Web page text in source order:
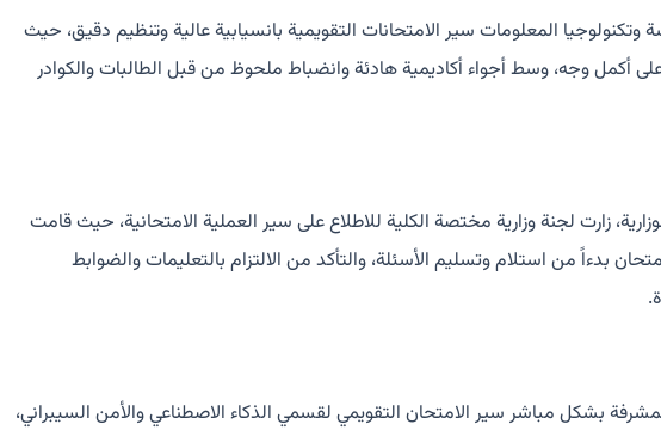
المعلومات سير الامتحانات التقويمية بانسيابية عالية وتنظيم دقيق، حيث
أكمل وجه، وسط أجواء أكاديمية هادئة وانضباط ملحوظ من قبل الطالبات والكوادر
زارت لجنة وزارية مختصة الكلية للاطلاع على سير العملية الامتحانية، حيث قامت
بدءاً من استلام وتسليم الأسئلة، والتأكد من الالتزام بالتعليمات والضوابط
بشكل مباشر سير الامتحان التقويمي لقسمي الذكاء الاصطناعي والأمن السيبراني،